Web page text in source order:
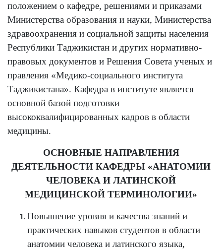
положением о кафедре, решениями и приказами
Министерства образования и науки, Министерства
здравоохранения и социальной защиты населения
Республики Таджикистан и других нормативно-
правовых документов и Решения Совета ученых и
правления «Медико-социального института
Таджикистана». Кафедра в институте является
основной базой подготовки
высококвалифицированных кадров в области
медицины.
ОСНОВНЫЕ НАПРАВЛЕНИЯ
ДЕЯТЕЛЬНОСТИ КАФЕДРЫ «АНАТОМИИ
ЧЕЛОВЕКА И ЛАТИНСКОЙ
МЕДИЦИНСКОЙ ТЕРМИНОЛОГИИ»
Повышение уровня и качества знаний и
практических навыков студентов в области
анатомии человека и латинского языка,